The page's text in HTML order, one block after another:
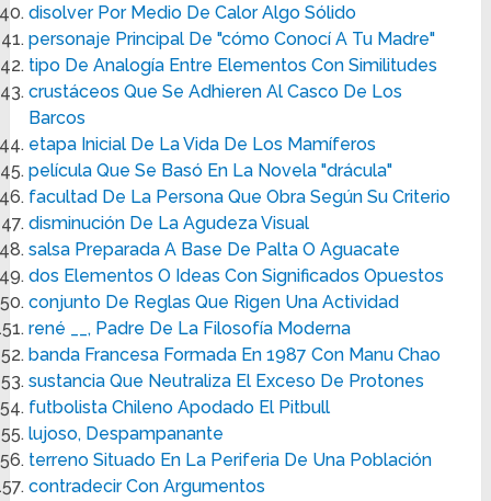
disolver Por Medio De Calor Algo Sólido
personaje Principal De "cómo Conocí A Tu Madre"
tipo De Analogía Entre Elementos Con Similitudes
crustáceos Que Se Adhieren Al Casco De Los
Barcos
etapa Inicial De La Vida De Los Mamíferos
película Que Se Basó En La Novela "drácula"
facultad De La Persona Que Obra Según Su Criterio
disminución De La Agudeza Visual
salsa Preparada A Base De Palta O Aguacate
dos Elementos O Ideas Con Significados Opuestos
conjunto De Reglas Que Rigen Una Actividad
rené __, Padre De La Filosofía Moderna
banda Francesa Formada En 1987 Con Manu Chao
sustancia Que Neutraliza El Exceso De Protones
futbolista Chileno Apodado El Pitbull
lujoso, Despampanante
terreno Situado En La Periferia De Una Población
contradecir Con Argumentos